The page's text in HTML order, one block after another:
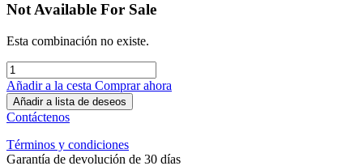
Not Available For Sale
Esta combinación no existe.
Añadir a la cesta Comprar ahora
Añadir a lista de deseos
Contáctenos
Términos y condiciones
Garantía de devolución de 30 días